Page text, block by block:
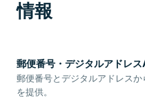
情報
郵便番号・デジタルアドレス
郵便番号とデジタルアドレス
を提供。